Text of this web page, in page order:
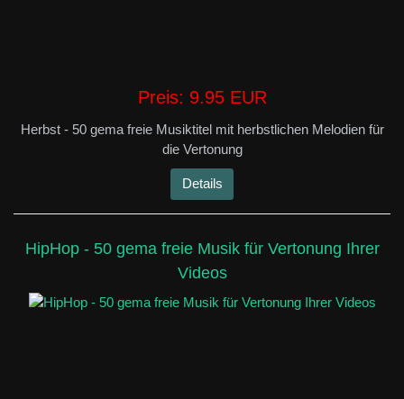
Preis: 9.95 EUR
Herbst - 50 gema freie Musiktitel mit herbstlichen Melodien für
die Vertonung
Details
HipHop - 50 gema freie Musik für Vertonung Ihrer
Videos